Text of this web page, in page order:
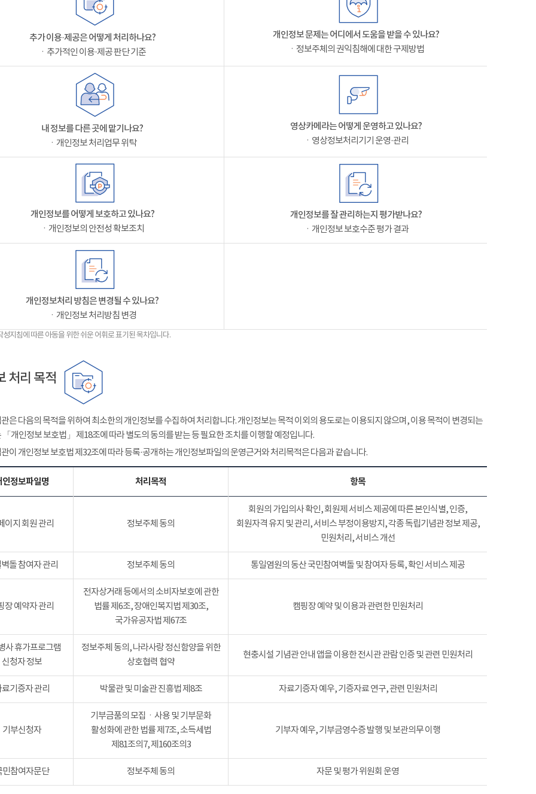
추가 이용·제공은 어떻게 처리하나요?
ㆍ추가적인 이용·제공 판단 기준
개인정보 문제는 어디에서 도움을 받을 수 있나요?
ㆍ정보주체의 권익침해에 대한 구제방법
내 정보를 다른 곳에 맡기나요?
ㆍ개인정보 처리업무 위탁
영상카메라는 어떻게 운영하고 있나요?
ㆍ영상정보처리기기 운영·관리
개인정보를 어떻게 보호하고 있나요?
ㆍ개인정보의 안전성 확보조치
개인정보를 잘 관리하는지 평가받나요?
ㆍ개인정보 보호수준 평가 결과
개인정보처리 방침은 변경될 수 있나요?
ㆍ개인정보 처리방침 변경
지침에 따른 아동을 위한 쉬운 어휘로 표기된 목차입니다.
처리 목적
은 다음의 목적을 위하여 최소한의 개인정보를 수집하여 처리합니다. 개인정보는 목적 이외의 용도로는 이용되지 않으며, 이용 목적이 변경되는
「개인정보 보호법」 제18조에 따라 별도의 동의를 받는 등 필요한 조치를 이행할 예정입니다.
이 개인정보 보호법 제32조에 따라 등록·공개하는 개인정보파일의 운영근거와 처리목적은 다음과 같습니다.
인정보파일명 처리목적 항목
이지 회원 관리 정보주체 동의
회원의 가입의사 확인, 회원제 서비스 제공에 따른 본인식별, 인증,
회원자격 유지 및 관리, 서비스 부정이용방지, 각종 독립기념관 정보 제공,
민원처리, 서비스 개선
돌 참여자 관리 정보주체 동의 통일염원의 동산 국민참여벽돌 및 참여자 등록, 확인 서비스 제공
장 예약자 관리
전자상거래 등에서의 소비자보호에 관한
법률 제6조, 장애인복지법 제30조,
국가유공자법 제67조
캠핑장 예약 및 이용과 관련한 민원처리
사 휴가프로그램
신청자 정보
정보주체 동의, 나라사랑 정신함양을 위한
상호협력 협약
현충시설 기념관 안내 앱을 이용한 전시관 관람 인증 및 관련 민원처리
기증자 관리 박물관 및 미술관 진흥법 제8조 자료기증자 예우, 기증자료 연구, 관련 민원처리
기부신청자
기부금품의 모집ㆍ사용 및 기부문화
활성화에 관한 법률 제7조, 소득세법
제81조의7, 제160조의3
기부자 예우, 기부금영수증 발행 및 보관의무 이행
민참여자문단 정보주체 동의 자문 및 평가 위원회 운영